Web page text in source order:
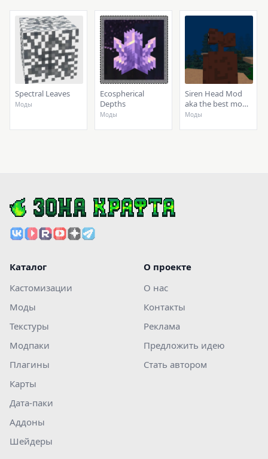
Spectral Leaves
Моды
Ecospherical
Depths
Моды
Siren Head Mod
aka the best mod
ever
Моды
Каталог
Кастомизации
Моды
Текстуры
Модпаки
Плагины
Карты
Дата-паки
Аддоны
Шейдеры
О проекте
О нас
Контакты
Реклама
Предложить идею
Стать автором